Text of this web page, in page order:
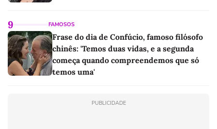
9 FAMOSOS
Frase do dia de Confúcio, famoso filósofo
chinês: 'Temos duas vidas, e a segunda
começa quando compreendemos que só
temos uma'
PUBLICIDADE